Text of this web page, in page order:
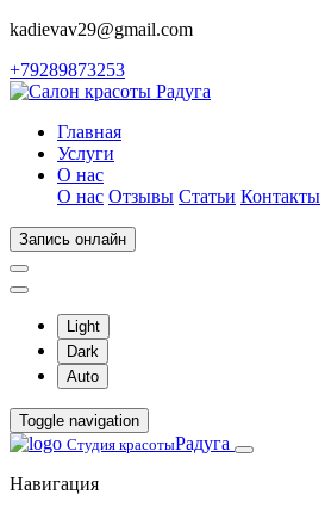
kadievav29@gmail.com
+79289873253
Главная
Услуги
О нас
О нас Отзывы Статьи Контакты
Запись онлайн
Light
Dark
Auto
Toggle navigation
Студия красотыРадуга
Навигация